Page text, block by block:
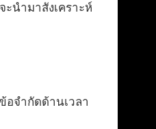
นำมาสังเคราะห์
อจำกัดด้านเวลา